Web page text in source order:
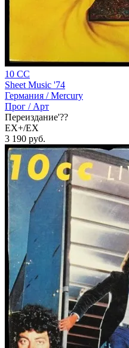
10 CC
Sheet Music '74
Германия /Mercury
Прог / Арт
Переиздание'??
EX+/EX
3 190 руб.